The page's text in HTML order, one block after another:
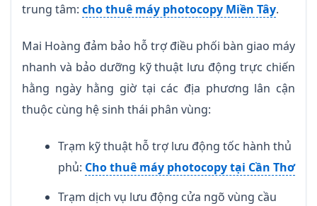
trung tâm: cho thuê máy photocopy Miền Tây.
Mai Hoàng đảm bảo hỗ trợ điều phối bàn giao máy
nhanh và bảo dưỡng kỹ thuật lưu động trực chiến
hằng ngày hằng giờ tại các địa phương lân cận
thuộc cùng hệ sinh thái phân vùng:
Trạm kỹ thuật hỗ trợ lưu động tốc hành thủ
phủ: Cho thuê máy photocopy tại Cần Thơ
Trạm dịch vụ lưu động cửa ngõ vùng cầu